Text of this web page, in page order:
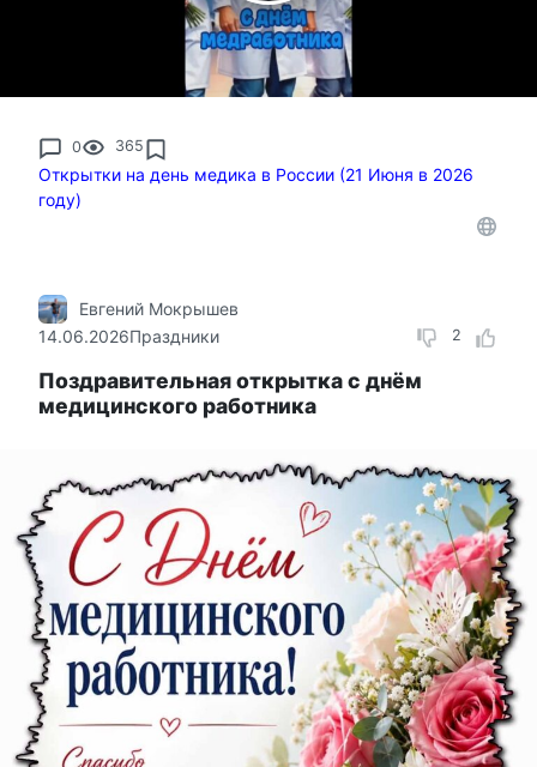
0 365
Открытки на день медика в России (21 Июня в 2026
году)
2
Евгений Мокрышев
14.06.2026Праздники
Поздравительная открытка с днём
медицинского работника